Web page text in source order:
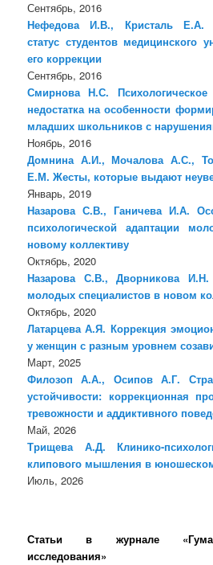
Сентябрь, 2016
Нефедова И.В., Кристаль Е.А.
статус студентов медицинского
его коррекции
Сентябрь, 2016
Смирнова Н.С. Психологическое
недостатка на особенности
младших школьников с
Ноябрь, 2016
Домнина А.И., Мочалова А.С.,
Е.М. Жесты, которые выдают
Январь, 2019
Назарова С.В., Ганичева И.А.
психологической адаптации
новому коллективу
Октябрь, 2020
Назарова С.В., Дворникова И.Н.
молодых специалистов в новом
Октябрь, 2020
Латарцева А.Я. Коррекция
у женщин с разным уровнем
Март, 2025
Филозоп А.А., Осипов А.Г.
устойчивости: коррекционная
тревожности и аддиктивного
Май, 2026
Трищева А.Д. Клинико-
клипового мышления в
Июль, 2026
Статьи в журнале
исследования»